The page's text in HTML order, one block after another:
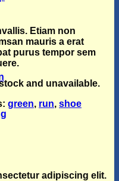
Etiam non
mauris a erat
purus tempor sem
and unavailable.
green, run, shoe
adipiscing elit.